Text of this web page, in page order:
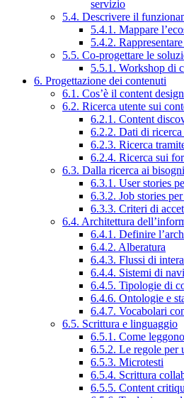
servizio
5.4. Descrivere il
5.4.1. Mappare
5.4.2.
5.5. Co-progettare le
5.5.1. Workshop di
6. Progettazione dei contenuti
6.1. Cos’è il content design
6.2. Ricerca utente sui
6.2.1. Content
6.2.2. Dati di
6.2.3. Ricerca
6.2.4. Ricerca sui
6.3. Dalla ricerca ai
6.3.1. User stories
6.3.2. Job stories
6.3.3. Criteri di
6.4. Architettura
6.4.1. Definire
6.4.2. Alberatura
6.4.3. Flussi di
6.4.4. Sistemi di
6.4.5. Tipologie di
6.4.6. Ontologie e
6.4.7. Vocabolari
6.5. Scrittura e linguaggio
6.5.1. Come
6.5.2. Le regole per
6.5.3. Microtesti
6.5.4. Scrittura
6.5.5. Content